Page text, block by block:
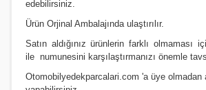
edebilirsiniz.
Ürün Orjinal Ambalajında ulaştırılır.
Satın aldığınız ürünlerin farklı olmaması
ile numunesini karşılaştırmanızı önemle
Otomobilyedekparcalari.com 'a üye olmadan